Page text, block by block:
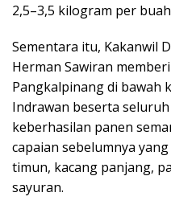
2,5–3,5 kilogram per
Sementara itu, Kakanwil
Herman Sawiran
Pangkalpinang di bawah
Indrawan beserta
keberhasilan panen
capaian sebelumnya
timun, kacang panjang,
sayuran.